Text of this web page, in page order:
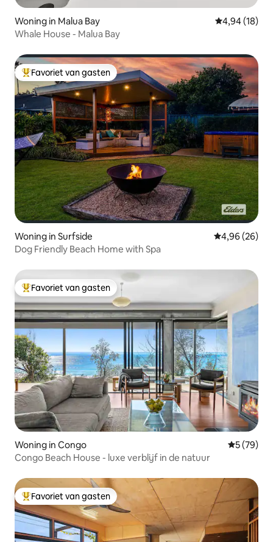
Woning in Malua Bay Gemiddelde
4,94 (18)
Whale House - Malua Bay
Topfavoriet van gasten
Favoriet van gasten
Woning in Surfside Gemiddelde
4,96 (26)
Dog Friendly Beach Home with Spa
Topfavoriet van gasten
Favoriet van gasten
Woning in Congo
5 (79)
Congo Beach House - luxe verblijf in de natuur
Topfavoriet van gasten
Favoriet van gasten